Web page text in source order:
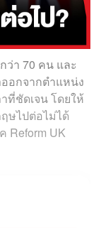
ว่า 70 คน และ
อกจากตำแหน่ง
ที่ชัดเจน โดยให้
ษไปต่อไม่ได้
Reform UK